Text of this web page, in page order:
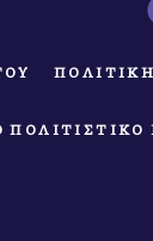
ΠΟΛΙΤΙΚΗ